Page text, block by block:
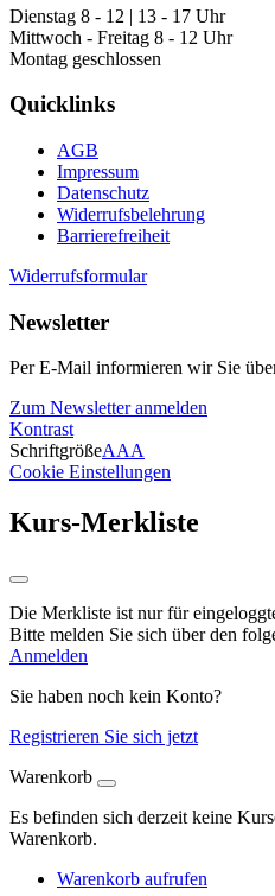
Dienstag 8 - 12 | 13 - 17 Uhr
Mittwoch - Freitag 8 - 12 Uhr
Montag geschlossen
Quicklinks
AGB
Impressum
Datenschutz
Widerrufsbelehrung
Barrierefreiheit
Widerrufsformular
Newsletter
Per E-Mail informieren wir Sie
Zum Newsletter anmelden
Kontrast
SchriftgrößeAAA
Cookie Einstellungen
Kurs-Merkliste
Die Merkliste ist nur für
Bitte melden Sie sich über den
Anmelden
Sie haben noch kein Konto?
Registrieren Sie sich jetzt
Warenkorb
Es befinden sich derzeit keine
Warenkorb.
Warenkorb aufrufen